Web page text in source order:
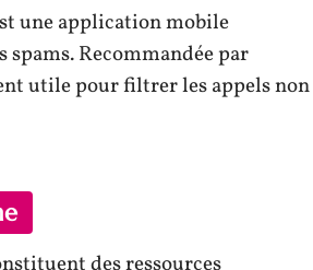
une application mobile
Recommandée par
utile pour filtrer les appels non